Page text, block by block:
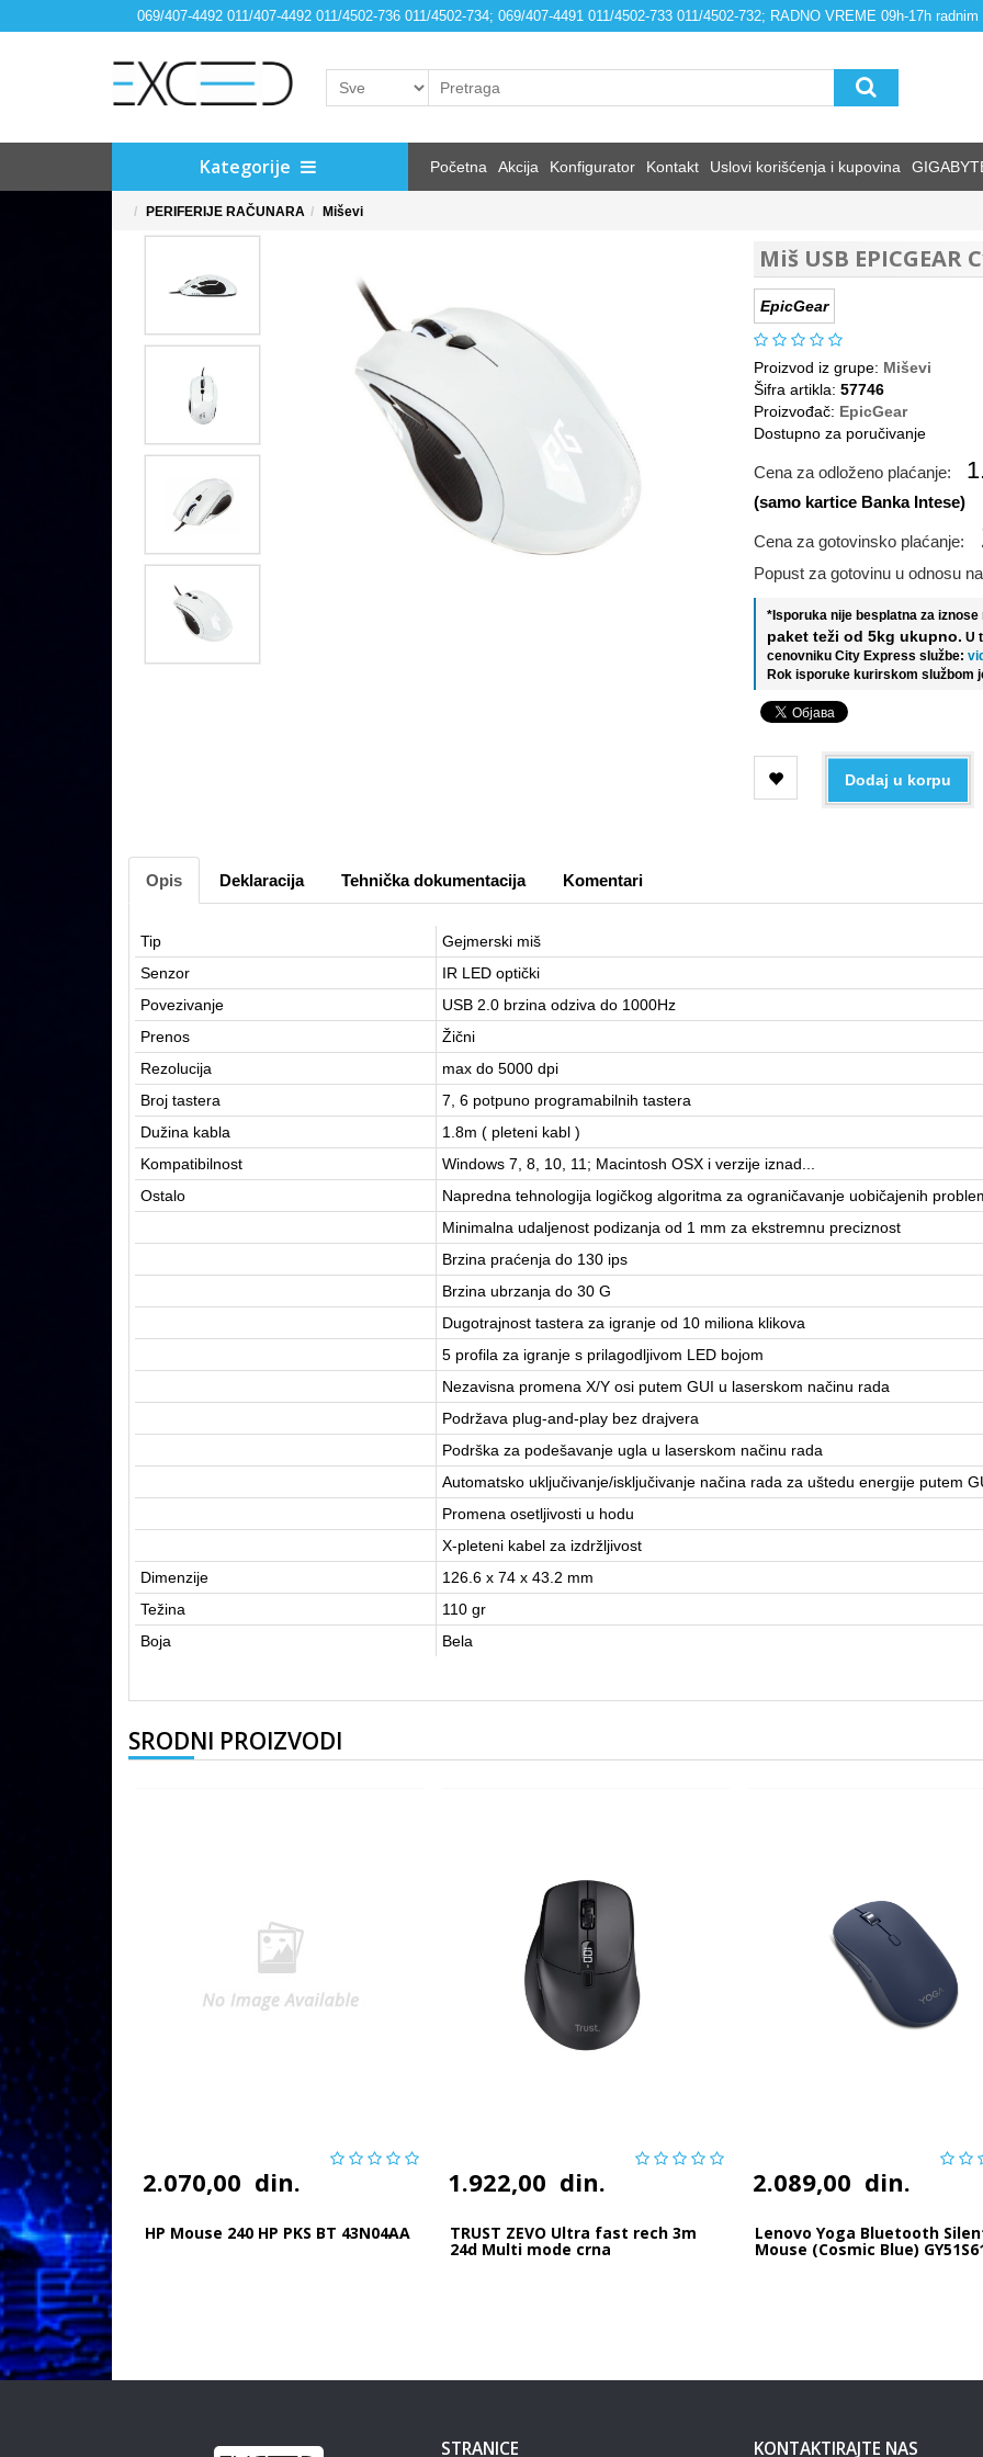
069/407-4492 011/407-4492 011/4502-736 011/4502-734; 069/407-4491 011/4502-733 011/4502-732; RADNO VREME 09h-17h radnim
Kategorije Početna Akcija Konfigurator Kontakt Uslovi korišćenja i kupovina
PERIFERIJE RAČUNARA Miševi
Miš USB EPICGEAR
EpicGear
Proizvod iz grupe: Miševi
Šifra artikla: 57746
Proizvođač: EpicGear
Dostupno za poručivanje
Cena za odloženo plaćanje:
(samo kartice Banka Intese)
Cena za gotovinsko plaćanje:
Popust za gotovinu u odnosu
*Isporuka nije besplatna za
paket teži od 5kg ukupno. U
cenovniku City Express službe:
Rok isporuke kurirskom službom
Dodaj u korpu
Opis Deklaracija Tehnička dokumentacija Komentari
Tip
Gejmerski miš
Senzor
IR LED optički
Povezivanje
USB 2.0 brzina odziva do 1000Hz
Prenos
Žični
Rezolucija
max do 5000 dpi
Broj tastera
7, 6 potpuno programabilnih tastera
Dužina kabla
1.8m ( pleteni kabl )
Kompatibilnost
Windows 7, 8, 10, 11; Macintosh OSX i verzije iznad...
Ostalo
Napredna tehnologija logičkog algoritma za ograničavanje uobičajenih
Minimalna udaljenost podizanja od 1 mm za ekstremnu preciznost
Brzina praćenja do 130 ips
Brzina ubrzanja do 30 G
Dugotrajnost tastera za igranje od 10 miliona klikova
5 profila za igranje s prilagodljivom LED bojom
Nezavisna promena X/Y osi putem GUI u laserskom načinu rada
Podržava plug-and-play bez drajvera
Podrška za podešavanje ugla u laserskom načinu rada
Automatsko uključivanje/isključivanje načina rada za uštedu energije putem
Promena osetljivosti u hodu
X-pleteni kabel za izdržljivost
Dimenzije
126.6 x 74 x 43.2 mm
Težina
110 gr
Boja
Bela
SRODNI PROIZVODI
2.070,00 din.
HP Mouse 240 HP PKS BT 43N04AA
1.922,00 din.
TRUST ZEVO Ultra fast rech 3m
24d Multi mode crna
2.089,00 din.
Lenovo Yoga Bluetooth
Mouse (Cosmic Blue)
STRANICE KONTAKTIRAJTE NAS